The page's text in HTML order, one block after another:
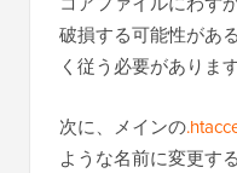
破損する可能性があ
く従う必要があります
次に、メインの
ような名前に変更す